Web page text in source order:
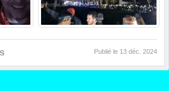
Publié le 13 déc. 2024